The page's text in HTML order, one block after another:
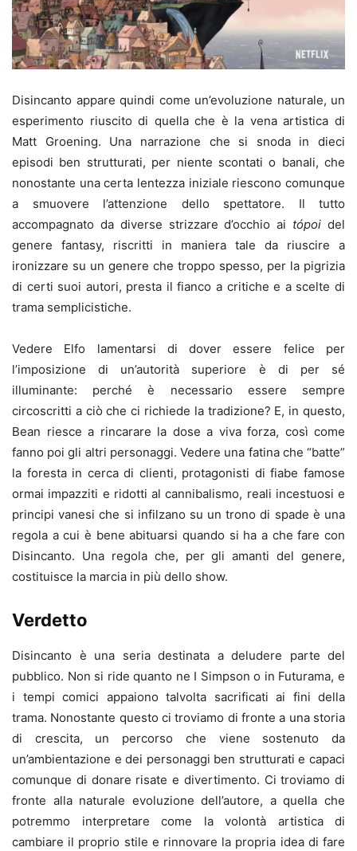
Disincanto appare quindi come un’evoluzione naturale, un
esperimento riuscito di quella che è la vena artistica di
Matt Groening. Una narrazione che si snoda in dieci
episodi ben strutturati, per niente scontati o banali, che
nonostante una certa lentezza iniziale riescono comunque
a smuovere l’attenzione dello spettatore. Il tutto
accompagnato da diverse strizzare d’occhio ai tópoi del
genere fantasy, riscritti in maniera tale da riuscire a
ironizzare su un genere che troppo spesso, per la pigrizia
di certi suoi autori, presta il fianco a critiche e a scelte di
trama semplicistiche.
Vedere Elfo lamentarsi di dover essere felice per
l’imposizione di un’autorità superiore è di per sé
illuminante: perché è necessario essere sempre
circoscritti a ciò che ci richiede la tradizione? E, in questo,
Bean riesce a rincarare la dose a viva forza, così come
fanno poi gli altri personaggi. Vedere una fatina che “batte”
la foresta in cerca di clienti, protagonisti di fiabe famose
ormai impazziti e ridotti al cannibalismo, reali incestuosi e
principi vanesi che si infilzano su un trono di spade è una
regola a cui è bene abituarsi quando si ha a che fare con
Disincanto. Una regola che, per gli amanti del genere,
costituisce la marcia in più dello show.
Verdetto
Disincanto è una seria destinata a deludere parte del
pubblico. Non si ride quanto ne I Simpson o in Futurama, e
i tempi comici appaiono talvolta sacrificati ai fini della
trama. Nonostante questo ci troviamo di fronte a una storia
di crescita, un percorso che viene sostenuto da
un’ambientazione e dei personaggi ben strutturati e capaci
comunque di donare risate e divertimento. Ci troviamo di
fronte alla naturale evoluzione dell’autore, a quella che
potremmo interpretare come la volontà artistica di
cambiare il proprio stile e rinnovare la propria idea di fare